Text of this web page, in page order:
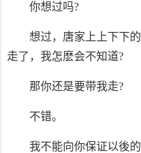
你想过吗?
想过，唐家上上下下
走了，我怎麽会不知道?
那你还是要带我走?
不错。
我不能向你保证以後的